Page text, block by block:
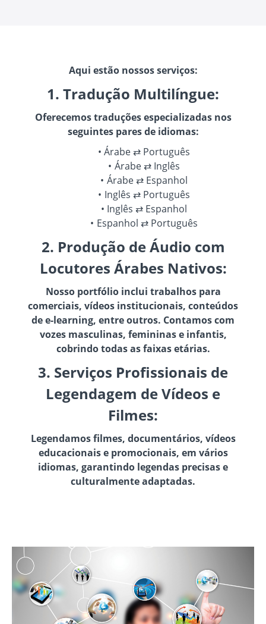
Aqui estão nossos serviços:
1. Tradução Multilíngue:
Oferecemos traduções especializadas nos
seguintes pares de idiomas:
Árabe ⇄ Português
Árabe ⇄ Inglês
Árabe ⇄ Espanhol
Inglês ⇄ Português
Inglês ⇄ Espanhol
Espanhol ⇄ Português
2. Produção de Áudio com
Locutores Árabes Nativos:
Nosso portfólio inclui trabalhos para
comerciais, vídeos institucionais, conteúdos
de e-learning, entre outros. Contamos com
vozes masculinas, femininas e infantis,
cobrindo todas as faixas etárias.
3. Serviços Profissionais de
Legendagem de Vídeos e
Filmes:
Legendamos filmes, documentários, vídeos
educacionais e promocionais, em vários
idiomas, garantindo legendas precisas e
culturalmente adaptadas.